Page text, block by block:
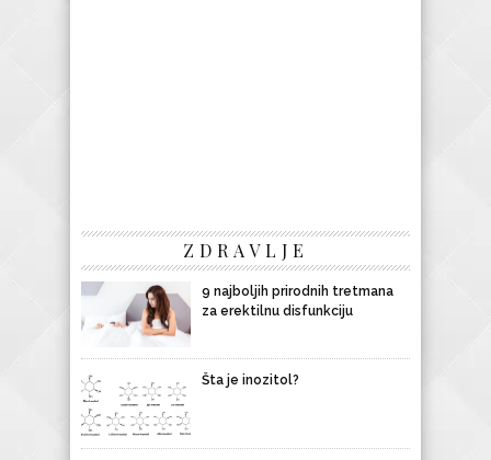
ZDRAVLJE
9 najboljih prirodnih tretmana
za erektilnu disfunkciju
Šta je inozitol?